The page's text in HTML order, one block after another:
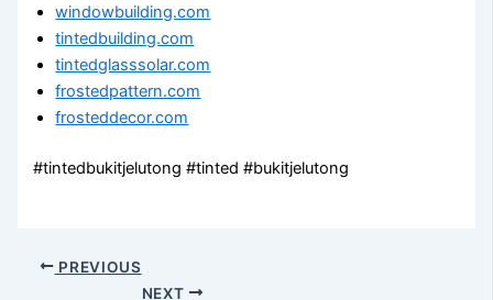
windowbuilding.com
tintedbuilding.com
tintedglasssolar.com
frostedpattern.com
frosteddecor.com
#tintedbukitjelutong #tinted #bukitjelutong
PREVIOUS
NEXT